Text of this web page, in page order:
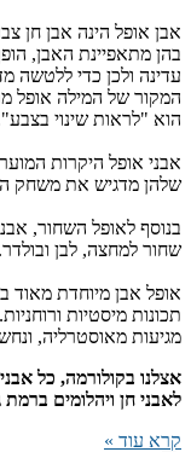
אבן אופל הינה אבן חן
בהן מתאפיינת האבן,
עדינה ולכן כדי ללטשה
המקור של המילה אופל
הוא "לראות שינוי
אבני אופל היקרות
שלהן מדגיש את משחק
בנוסף לאופל השחור,
שחור למחצה, לבן ובולדר.
אופל אבן מיוחדת מאוד
מגיעות מאוסטרליה,
אצלנו בקולורמה, כל
לאבני חן ויהלומים
קרא עוד »